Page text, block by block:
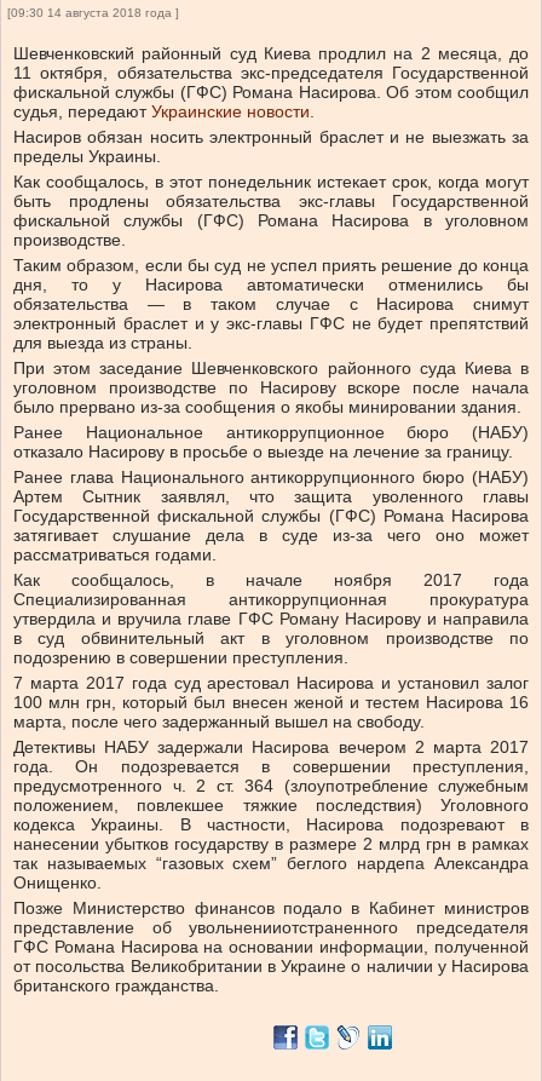
[09:30 14 августа 2018 года ]
Шевченковский районный суд Киева продлил на 2 месяца, до
11 октября, обязательства экс-председателя Государственной
фискальной службы (ГФС) Романа Насирова. Об этом сообщил
судья, передаютУкраинские новости.
Насиров обязан носить электронный браслет и не выезжать за
пределы Украины.
Как сообщалось, в этот понедельник истекает срок, когда могут
быть продлены обязательства экс-главы Государственной
фискальной службы (ГФС) Романа Насирова в уголовном
производстве.
Таким образом, если бы суд не успел приять решение до конца
дня, то у Насирова автоматически отменились бы
обязательства — в таком случае с Насирова снимут
электронный браслет и у экс-главы ГФС не будет препятствий
для выезда из страны.
При этом заседание Шевченковского районного суда Киева в
уголовном производстве по Насирову вскоре после начала
было прервано из-за сообщения о якобы минировании здания.
Ранее Национальное антикоррупционное бюро (НАБУ)
отказало Насирову в просьбе о выезде на лечение за границу.
Ранее глава Национального антикоррупционного бюро (НАБУ)
Артем Сытник заявлял, что защита уволенного главы
Государственной фискальной службы (ГФС) Романа Насирова
затягивает слушание дела в суде из-за чего оно может
рассматриваться годами.
Как сообщалось, в начале ноября 2017 года
Специализированная антикоррупционная прокуратура
утвердила и вручила главе ГФС Роману Насирову и направила
в суд обвинительный акт в уголовном производстве по
подозрению в совершении преступления.
7 марта 2017 года суд арестовал Насирова и установил залог
100 млн грн, который был внесен женой и тестем Насирова 16
марта, после чего задержанный вышел на свободу.
Детективы НАБУ задержали Насирова вечером 2 марта 2017
года. Он подозревается в совершении преступления,
предусмотренного ч. 2 ст. 364 (злоупотребление служебным
положением, повлекшее тяжкие последствия) Уголовного
кодекса Украины. В частности, Насирова подозревают в
нанесении убытков государству в размере 2 млрд грн в рамках
так называемых “газовых схем” беглого нардепа Александра
Онищенко.
Позже Министерство финансов подало в Кабинет министров
представление об увольненииотстраненного председателя
ГФС Романа Насирова на основании информации, полученной
от посольства Великобритании в Украине о наличии у Насирова
британского гражданства.